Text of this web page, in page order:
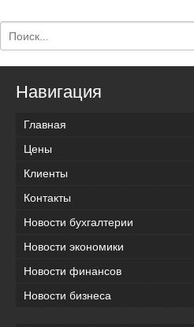
Навигация
Главная
Цены
Клиенты
Контакты
Новости бухгалтерии
Новости экономики
Новости финансов
Новости бизнеса